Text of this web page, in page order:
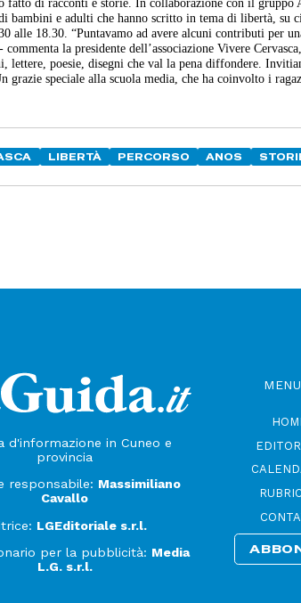
fatto di racconti e storie. In collaborazione con il
bambini e adulti che hanno scritto in tema di libertà, su
alle 18.30. “Puntavamo ad avere alcuni contributi per
commenta la presidente dell’associazione Vivere
lettere, poesie, disegni che val la pena diffondere.
grazie speciale alla scuola media, che ha coinvolto i
LIBERTÀ PERCORSO ANOS
d'informazione in Cuneo e
provincia
responsabile: Massimiliano
Cavallo
LGEditoriale s.r.l.
per la pubblicità: Media
L.G. s.r.l.
MENU